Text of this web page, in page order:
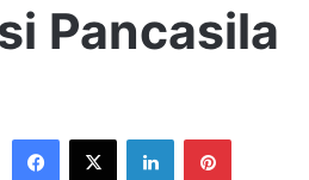
Pancasila
Facebook
X LinkedInPinterest